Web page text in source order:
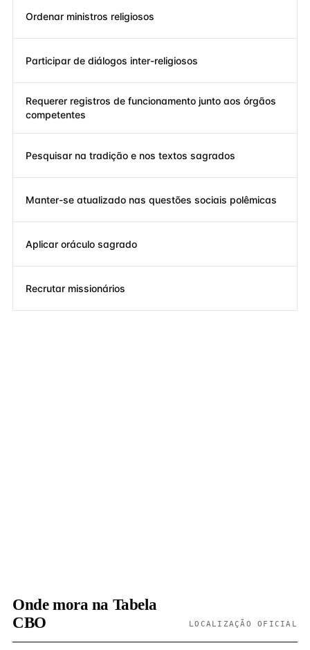
Ordenar ministros religiosos
Participar de diálogos inter-religiosos
Requerer registros de funcionamento junto aos órgãos
competentes
Pesquisar na tradição e nos textos sagrados
Manter-se atualizado nas questões sociais polêmicas
Aplicar oráculo sagrado
Recrutar missionários
Onde mora na Tabela
CBO
LOCALIZAÇÃO OFICIAL